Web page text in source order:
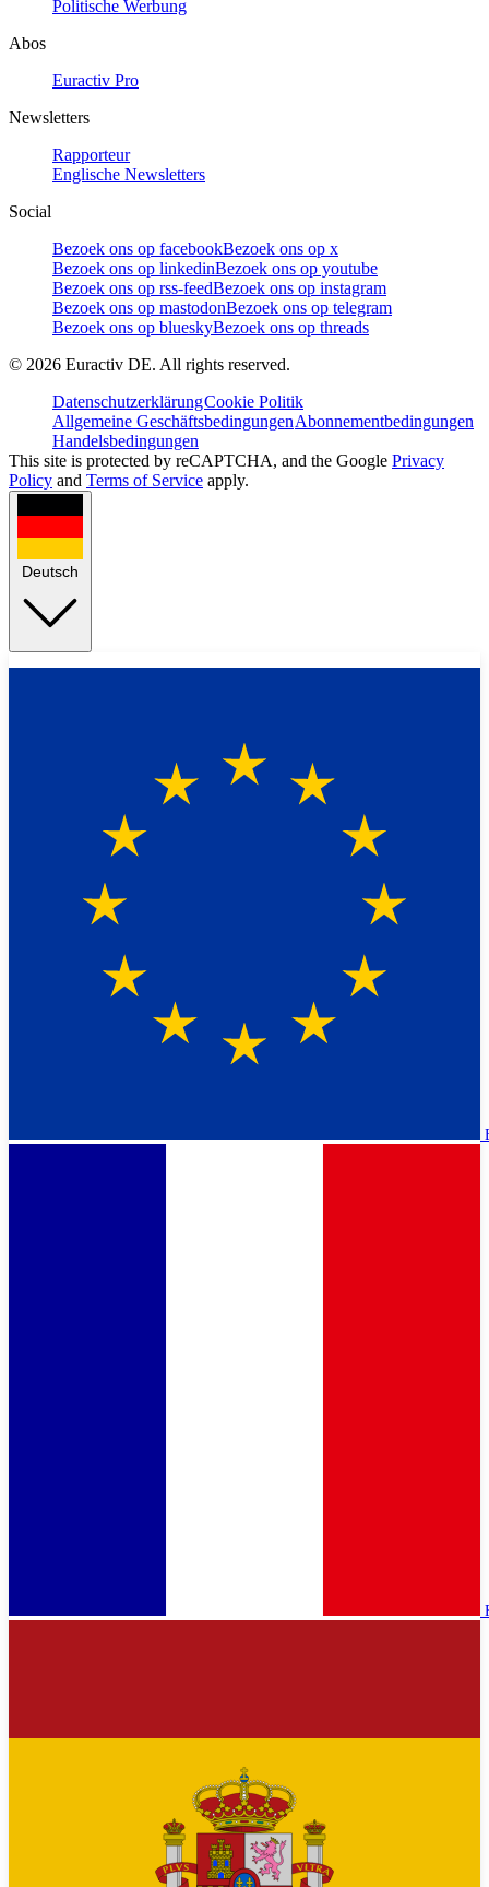
Politische Werbung
Abos
Euractiv Pro
Newsletters
Rapporteur
Englische Newsletters
Social
Bezoek ons op facebookBezoek ons op x
Bezoek ons op linkedinBezoek ons op youtube
Bezoek ons op rss-feedBezoek ons op instagram
Bezoek ons op mastodonBezoek ons op telegram
Bezoek ons op blueskyBezoek ons op threads
© 2026 Euractiv DE. All rights reserved.
DatenschutzerklärungCookie Politik
Allgemeine GeschäftsbedingungenAbonnementbedingungen
Handelsbedingungen
This site is protected by reCAPTCHA, and the Google Privacy
Policy and Terms of Service apply.
Deutsch